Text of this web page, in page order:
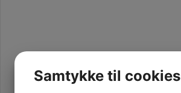
Samtykke til cookies